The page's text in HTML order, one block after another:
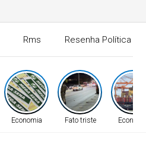
Rms Resenha Política
Economia Fato triste